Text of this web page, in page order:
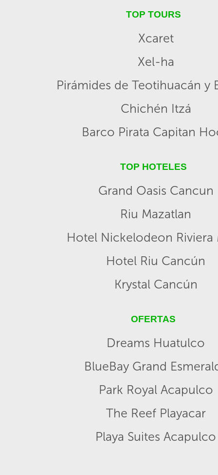
TOP TOURS
Xcaret
Xel-ha
Pirámides de Teotihuacán y
Chichén Itzá
Barco Pirata Capitan
TOP HOTELES
Grand Oasis Cancun
Riu Mazatlan
Hotel Nickelodeon Riviera
Hotel Riu Cancún
Krystal Cancún
OFERTAS
Dreams Huatulco
BlueBay Grand
Park Royal Acapulco
The Reef Playacar
Playa Suites Acapulco